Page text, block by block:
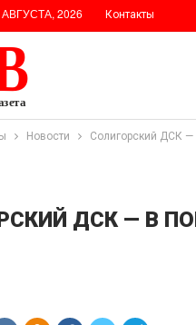
2026 Контакты
Новости Солигорский ДСК —
ДСК — В